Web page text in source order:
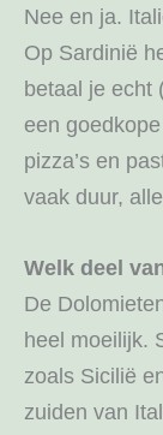
Nee en ja.
Op Sardinië
betaal je echt
een
pizza’s en
vaak duur,
Welk deel
De
heel moeilijk.
zoals Sicilië
zuiden van